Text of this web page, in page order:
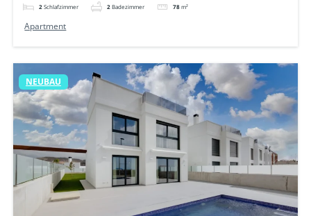
Strand entfernt
2 Schlafzimmer 2 Badezimmer 78 m²
Apartment
NEUBAU